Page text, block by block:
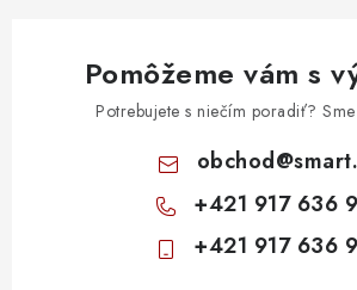
: NOVÉ PRODUKTY
Obchodné podmienky
Ochrana osobných
Odstúpenie od zmluvy
Pomôžeme vám s
Potrebujete s niečím poradiť?
obchod@
+421 917 636
+421 917 636